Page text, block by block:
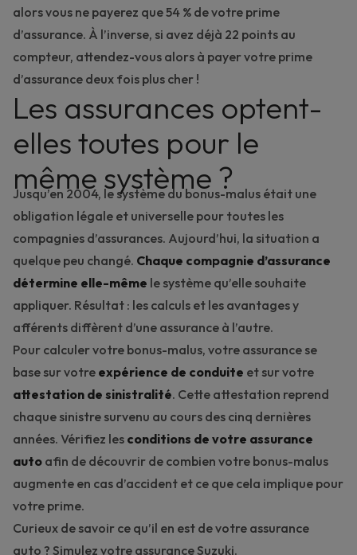
alors vous ne payerez que 54 % de votre prime
d’assurance. À l’inverse, si avez déjà 22 points au
compteur, attendez-vous alors à payer votre prime
d’assurance deux fois plus cher !
Les assurances optent-
elles toutes pour le
même système ?
Jusqu’en 2004, le système du bonus-malus était une
obligation légale et universelle pour toutes les
compagnies d’assurances. Aujourd’hui, la situation a
quelque peu changé. Chaque compagnie d’assurance
détermine elle-même le système qu’elle souhaite
appliquer. Résultat : les calculs et les avantages y
afférents diffèrent d’une assurance à l’autre.
Pour calculer votre bonus-malus, votre assurance se
base sur votre expérience de conduite et sur votre
attestation de sinistralité. Cette attestation reprend
chaque sinistre survenu au cours des cinq dernières
années. Vérifiez les conditions de votre assurance
auto afin de découvrir de combien votre bonus-malus
augmente en cas d’accident et ce que cela implique pour
votre prime.
Curieux de savoir ce qu’il en est de votre assurance
auto ? Simulez votre assurance Suzuki.